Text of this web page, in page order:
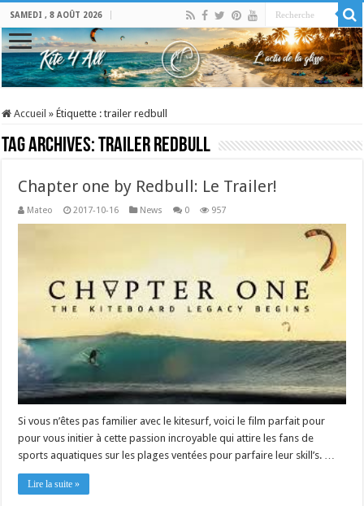
SAMEDI , 8 AOÛT 2026
Accueil » Étiquette :trailer redbull
Tag Archives:trailer redbull
Chapter one by Redbull: Le Trailer!
Mateo 2017-10-16 News 0 957
Si vous n’êtes pas familier avec le kitesurf, voici le film parfait pour
pour vous initier à cette passion incroyable qui attire les fans de
sports aquatiques sur les plages ventées pour parfaire leur skill’s. …
Lire la suite »